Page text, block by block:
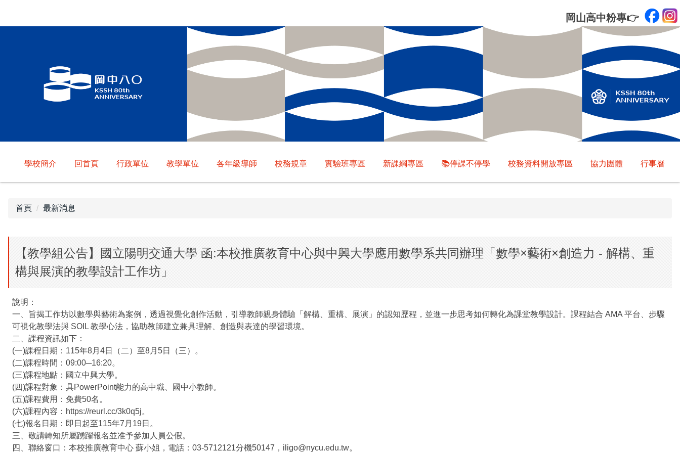
岡山高中粉專👉
學校簡介 回首頁 行政單位 教學單位 各年級導師 校務規章 實驗班專區 新課綱專區 📚停課不停學 校務資料開放專區 協力團體 行事曆
首頁 最新消息
【教學組公告】國立陽明交通大學 函:本校推廣教育中心與中興大學應用數學系共同辦理「數學×藝術×創造力 - 解構、重
構與展演的教學設計工作坊」
說明：
一、旨揭工作坊以數學與藝術為案例，透過視覺化創作活動，引導教師親身體驗「解構、重構、展演」的認知歷程，並進一步思考如何轉化為課堂教學設計。課程結合 AMA 平台、步驟
可視化教學法與 SOIL 教學心法，協助教師建立兼具理解、創造與表達的學習環境。
二、課程資訊如下：
(一)課程日期：115年8月4日（二）至8月5日（三）。
(二)課程時間：09:00─16:20。
(三)課程地點：國立中興大學。
(四)課程對象：具PowerPoint能力的高中職、國中小教師。
(五)課程費用：免費50名。
(六)課程內容：https://reurl.cc/3k0q5j。
(七)報名日期：即日起至115年7月19日。
三、敬請轉知所屬踴躍報名並准予參加人員公假。
四、聯絡窗口：本校推廣教育中心 蘇小姐，電話：03-5712121分機50147，iligo@nycu.edu.tw。